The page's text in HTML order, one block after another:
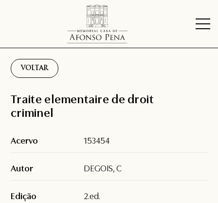
VOLTAR
Traite elementaire de droit
criminel
Acervo 153454
Autor DEGOIS, C
Edição 2.ed.